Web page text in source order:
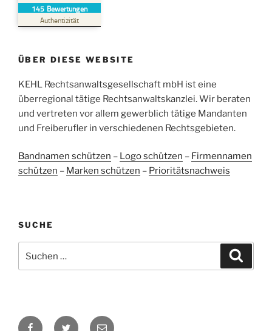
145 Bewertungen
Authentizität
SEHR GUT
Bewertungen auf
ProvenExpert.com
Bewertungen von
2
anderen Quellen
Blick aufs ProvenExpert-Profil werfen
ÜBER DIESE WEBSITE
KEHL Rechtsanwaltsgesellschaft mbH ist eine
überregional tätige Rechtsanwaltskanzlei. Wir beraten
und vertreten vor allem gewerblich tätige Mandanten
und Freiberufler in verschiedenen Rechtsgebieten.
Bandnamen schützen – Logo schützen – Firmennamen
schützen – Marken schützen – Prioritätsnachweis
SUCHE
nach:
FacebookTwitter E-